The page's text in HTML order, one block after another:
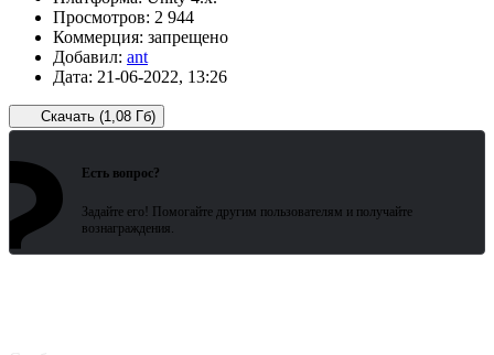
Просмотров: 2 944
Коммерция: запрещено
Добавил: ant
Дата: 21-06-2022, 13:26
Скачать (1,08 Гб)
Есть вопрос?
Задайте его! Помогайте другим пользователям и получайте
вознаграждения.